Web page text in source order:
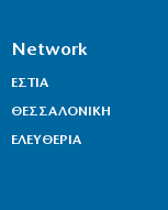
οι
– Τι
Network
ΕΣΤΙΑ
ΘΕΣΣΑΛΟΝΙΚΗ
ΕΛΕΥΘΕΡΙΑ